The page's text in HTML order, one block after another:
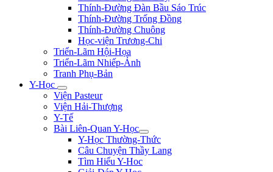
Thính-Đường Đàn Bầu Sáo Trúc
Thính-Đường Trống Đồng
Thính-Đường Chuông
Học-viện Trương-Chi
Triển-Lãm Hội-Họa
Triển-Lãm Nhiếp-Ảnh
Tranh Phụ-Bản
Y-Học
Viện Pasteur
Viện Hải-Thượng
Y-Tế
Bài Liên-Quan Y-Học
Y-Học Thường-Thức
Câu Chuyện Thầy Lang
Tìm Hiểu Y-Hoc